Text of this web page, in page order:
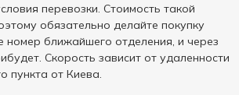
перевозки. Стоимость такой
обязательно делайте покупку
номер ближайшего отделения, и через
Скорость зависит от удаленности
пункта от Киева.